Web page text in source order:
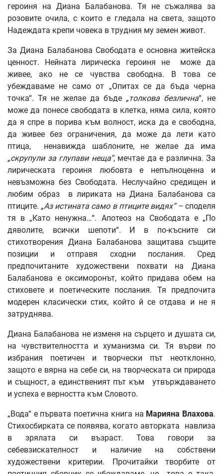
героиня на Диана Балабанова. Тя не съжалява за
розовите очила, с които е гледала на света, защото
Надеждата крепи човека в трудния му земен живот.
За Диана Балабанова Свободата е основна житейска
ценност. Нейната лирическа героиня не може да
живее, ако не се чувства свободна. В това се
убеждаваме не само от „Опитах се да бъда черна
точка“. Тя не желае да бъде „толкова безлична“, не
може да понесе свободата в клетка, няма сила, която
да я спре в порива към волност, иска да е свободна,
да живее без ограничения, да може да лети като
птица, ненавижда шаблоните, не желае да има
„скрупули за глупави неща“,мечтае да е различна. За
лирическата героиня любовта е непълноценна и
невъзможна без Свободата. Неслучайно средищен и
любим образ в лириката на Диана Балабанова са
птиците. „Аз истината само в птиците видях“ –споделя
тя в „Като ненужна…“. Апотеоз на Свободата е „По
дяволите, всички шепоти“. И в по-късните си
стихотворения Диана Балабанова защитава същите
позиции и отправя сходни послания. Сред
предпочитаните художествени похвати на Диана
Балабанова е оксиморонът, който придава обем на
стиховете и поетическите послания. Тя предпочита
модерен класически стих, който й се отдава и не я
затруднява.
Диана Балабанова не изменя на сърцето и душата си,
на чувствителността и хуманизма си. Тя върви по
избрания поетичен и творчески път неотклонно,
защото е вярна на себе си, на творческата си природа
и същност, а единственият път към утвърждаването
и успеха е верността към Словото.
„Вода“ е първата поетична книга на Марияна Влахова.
Стихосбирката се появява, когато авторката навлиза
в зрялата си възраст. Това говори за
себевзискателност и наличие на собствени
художествени критерии. Прочитайки творбите от